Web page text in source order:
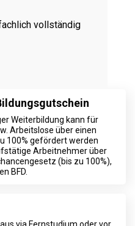
vollständig
Weiterbildung kann für
Arbeitslose über einen
100% gefördert werden
Arbeitnehmer über
(bis zu 100%),
BFD.